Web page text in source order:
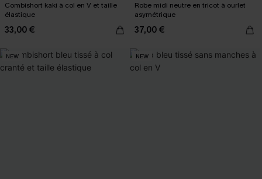
Combishort kaki à col en V et taille
élastique
33,00 €
Robe midi neutre en tricot à ourlet
asymétrique
37,00 €
NEW NEW